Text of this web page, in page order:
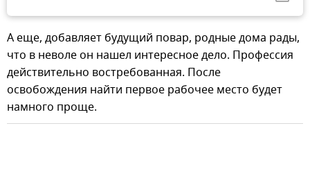
А еще, добавляет будущий повар, родные дома рады,
что в неволе он нашел интересное дело. Профессия
действительно востребованная. После
освобождения найти первое рабочее место будет
намного проще.